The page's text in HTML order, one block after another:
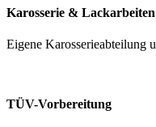
Karosserie & Lackarbeiten
Eigene Karosserieabteilung
TÜV-Vorbereitung